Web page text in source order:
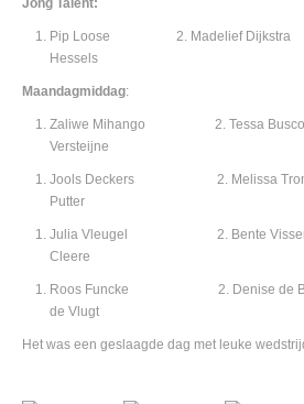
Jong Talent:
Pip Loose 2. Madelief
Hessels
Maandagmiddag:
Zaliwe Mihango 2. Tessa
Versteijne
Jools Deckers 2. Melissa
Putter
Julia Vleugel 2. Bente
Cleere
Roos Funcke 2. Denise
de Vlugt
Het was een geslaagde dag met leuke